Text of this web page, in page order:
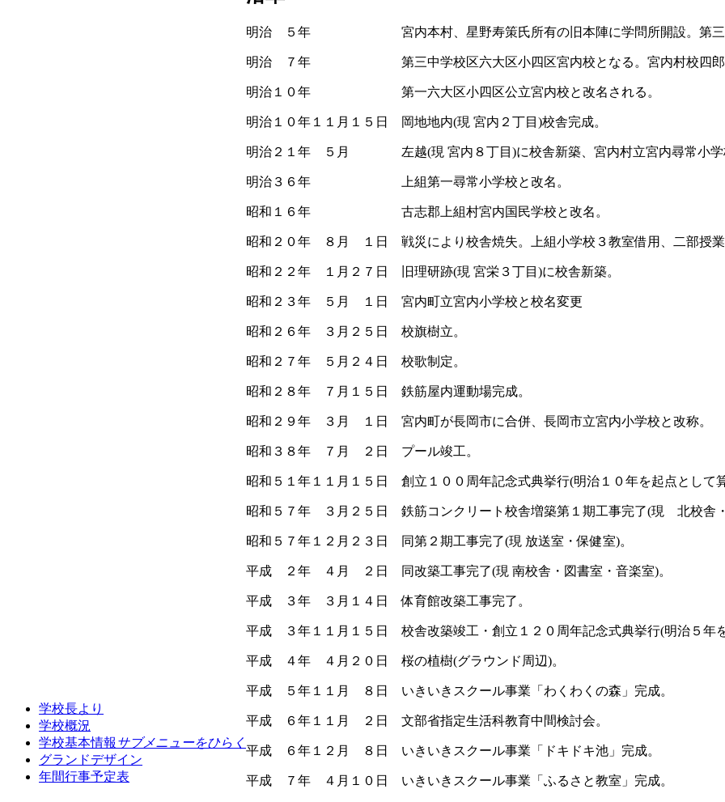
学校長より
学校概況
学校基本情報 サブメニューをひらく
グランドデザイン
年間行事予定表
明治 ５年 宮内本村、星野寿策氏所有の旧本陣に学問所開設。第三中
明治 ７年 第三中学校区六大区小四区宮内校となる。宮内村校四郎丸
明治１０年 第一六大区小四区公立宮内校と改名される。
明治１０年１１月１５日 岡地地内(現 宮内２丁目)校舎完成。
明治２１年 ５月 左越(現 宮内８丁目)に校舎新築、宮内村立宮内尋常小学
明治３６年 上組第一尋常小学校と改名。
昭和１６年 古志郡上組村宮内国民学校と改名。
昭和２０年 ８月 １日 戦災により校舎焼失。上組小学校３教室借用、二部授
昭和２２年 １月２７日 旧理研跡(現 宮栄３丁目)に校舎新築。
昭和２３年 ５月 １日 宮内町立宮内小学校と校名変更
昭和２６年 ３月２５日 校旗樹立。
昭和２７年 ５月２４日 校歌制定。
昭和２８年 ７月１５日 鉄筋屋内運動場完成。
昭和２９年 ３月 １日 宮内町が長岡市に合併、長岡市立宮内小学校と改称。
昭和３８年 ７月 ２日 プール竣工。
昭和５１年１１月１５日 創立１００周年記念式典挙行(明治１０年を起点として
昭和５７年 ３月２５日 鉄筋コンクリート校舎増築第１期工事完了(現 北校舎
昭和５７年１２月２３日 同第２期工事完了(現 放送室・保健室)。
平成 ２年 ４月 ２日 同改築工事完了(現 南校舎・図書室・音楽室)。
平成 ３年 ３月１４日 体育館改築工事完了。
平成 ３年１１月１５日 校舎改築竣工・創立１２０周年記念式典挙行(明治５年
平成 ４年 ４月２０日 桜の植樹(グラウンド周辺)。
平成 ５年１１月 ８日 いきいきスクール事業「わくわくの森」完成。
平成 ６年１１月 ２日 文部省指定生活科教育中間検討会。
平成 ６年１２月 ８日 いきいきスクール事業「ドキドキ池」完成。
平成 ７年 ４月１０日 いきいきスクール事業「ふるさと教室」完成。